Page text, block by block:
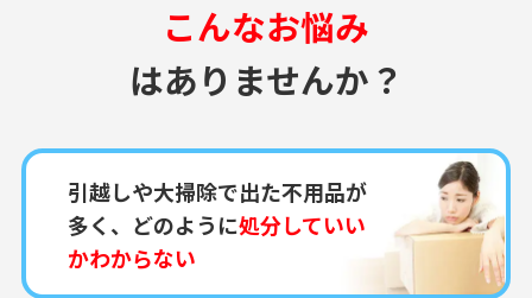
こんなお悩み
はありませんか？
引越しや大掃除で出た不用品が
多く、どのように処分していい
かわからない